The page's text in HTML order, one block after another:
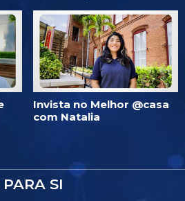
Invista no Melhor @casa
com Natalia
PARA SI